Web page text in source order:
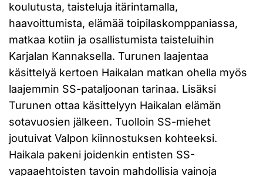
koulutusta, taisteluja itärintamalla,
haavoittumista, elämää toipilaskomppaniassa,
matkaa kotiin ja osallistumista taisteluihin
Karjalan Kannaksella. Turunen laajentaa
käsittelyä kertoen Haikalan matkan ohella myös
laajemmin SS-pataljoonan tarinaa. Lisäksi
Turunen ottaa käsittelyyn Haikalan elämän
sotavuosien jälkeen. Tuolloin SS-miehet
joutuivat Valpon kiinnostuksen kohteeksi.
Haikala pakeni joidenkin entisten SS-
vapaaehtoisten tavoin mahdollisia vainoja